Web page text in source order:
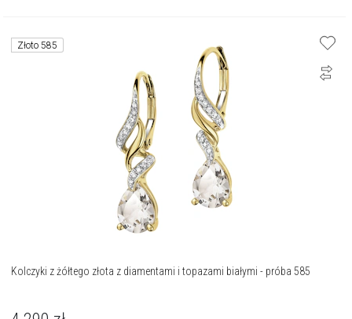
Złoto 585
Kolczyki z żółtego złota z diamentami i topazami białymi - próba 585